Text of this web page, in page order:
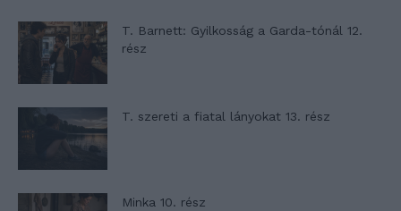
T. Barnett: Gyilkosság a Garda-tónál 12.
rész
T. szereti a fiatal lányokat 13. rész
Minka 10. rész